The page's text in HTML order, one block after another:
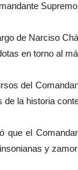
de Narciso
en torno al
del
de la historia
que el
y